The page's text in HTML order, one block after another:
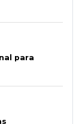
para